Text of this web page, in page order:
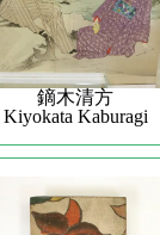
鏑木清方
Kiyokata Kaburagi